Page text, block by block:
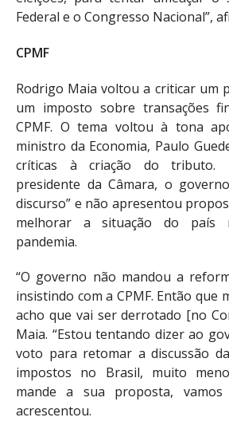
Federal e o Congresso Nacional”,
CPMF
Rodrigo Maia voltou a criticar um
um imposto sobre transações
CPMF. O tema voltou à tona
ministro da Economia, Paulo
críticas à criação do tributo.
presidente da Câmara, o
discurso” e não apresentou
melhorar a situação do país
pandemia.
“O governo não mandou a
insistindo com a CPMF. Então que
acho que vai ser derrotado [no
Maia. “Estou tentando dizer ao
voto para retomar a discussão
impostos no Brasil, muito
mande a sua proposta,
acrescentou.